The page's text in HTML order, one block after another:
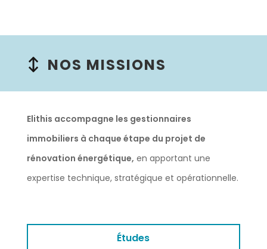
NOS MISSIONS
Elithis accompagne les gestionnaires
immobiliers à chaque étape du projet de
rénovation énergétique, en apportant une
expertise technique, stratégique et opérationnelle.
Études